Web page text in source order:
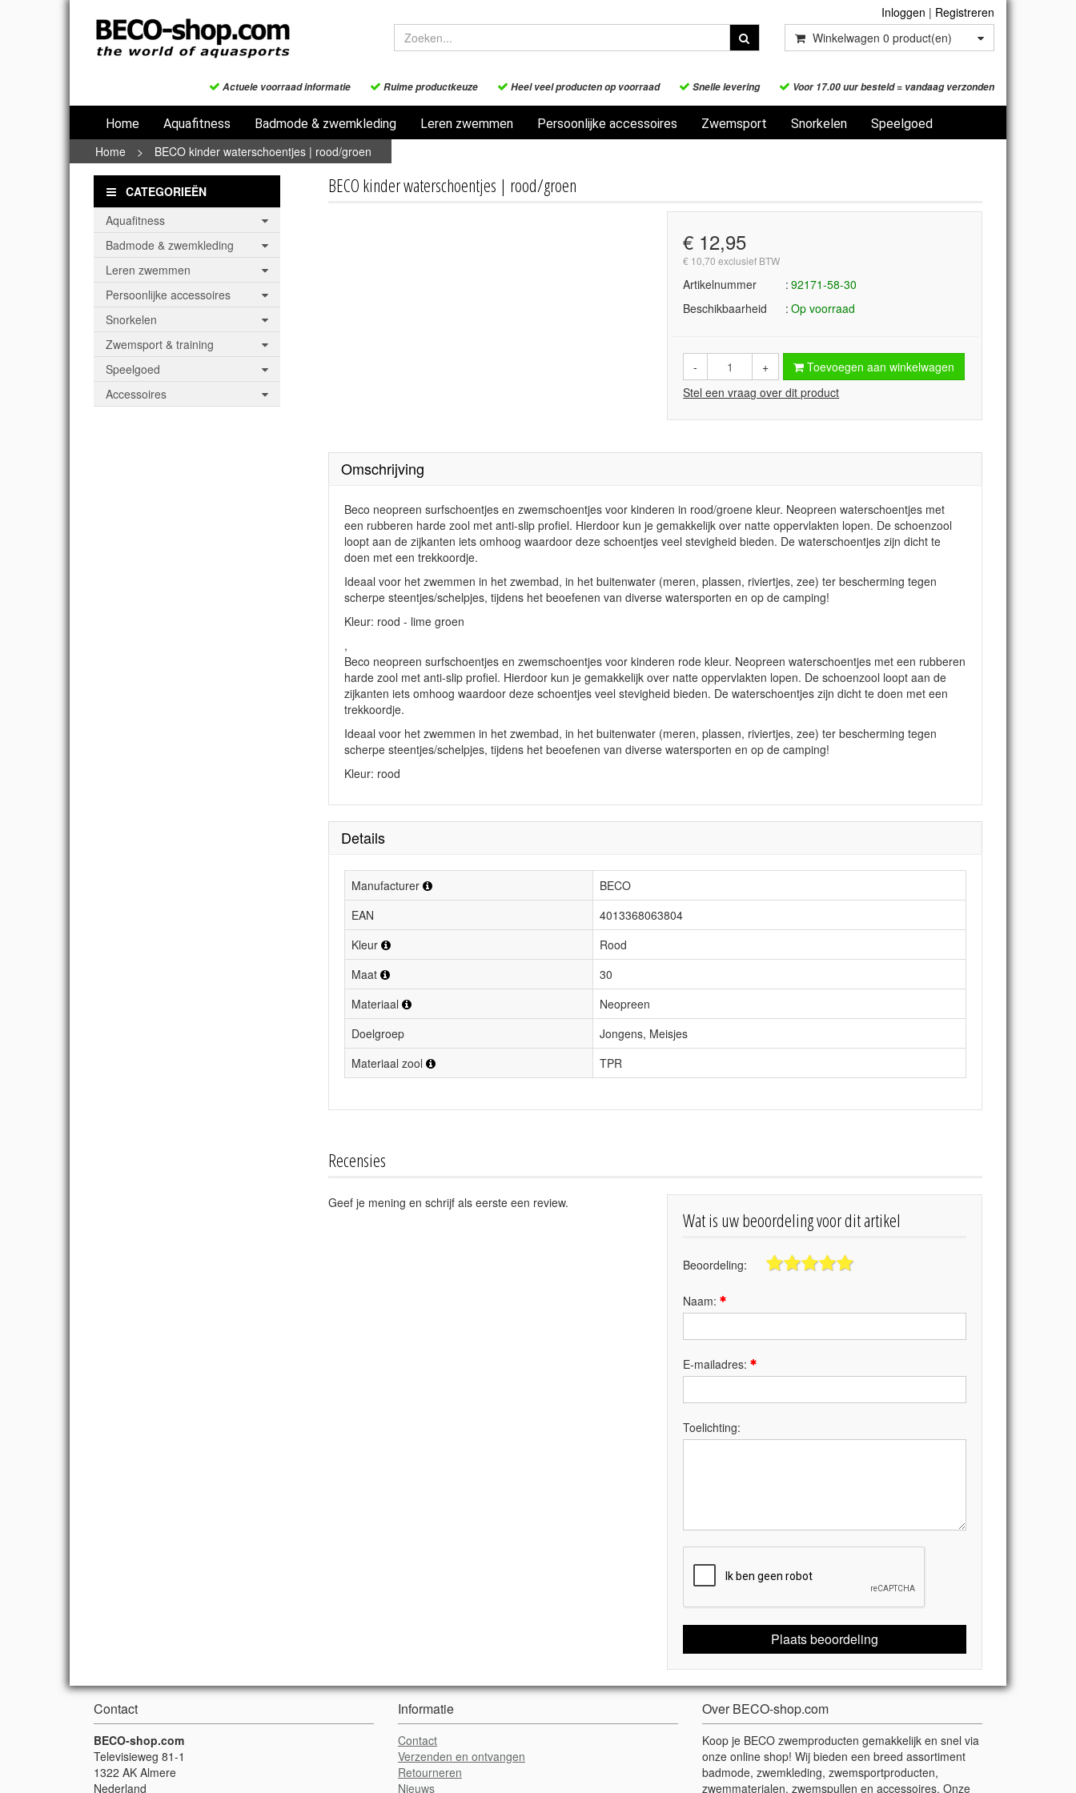
Inloggen | Registreren
Winkelwagen 0 product(en)
Actuele voorraad informatie Ruime productkeuze Heel veel producten op voorraad Snelle levering Voor 17.00 uur besteld = vandaag verzonden
Home Aquafitness Badmode & zwemkleding Leren zwemmen Persoonlijke accessoires Zwemsport Snorkelen Speelgoed
Home > BECO kinder waterschoentjes | rood/groen
CATEGORIEËN
Aquafitness
Badmode & zwemkleding
Leren zwemmen
Persoonlijke accessoires
Snorkelen
Zwemsport & training
Speelgoed
Accessoires
BECO kinder waterschoentjes | rood/groen
€ 12,95
€ 10,70 exclusief BTW
Artikelnummer
92171-58-30
Beschikbaarheid
Op voorraad
- +
Toevoegen aan winkelwagen
Stel een vraag over dit product
Omschrijving
Beco neopreen surfschoentjes en zwemschoentjes voor kinderen in rood/groene kleur. Neopreen waterschoentjes met
een rubberen harde zool met anti-slip profiel. Hierdoor kun je gemakkelijk over natte oppervlakten lopen. De schoenzool
loopt aan de zijkanten iets omhoog waardoor deze schoentjes veel stevigheid bieden. De waterschoentjes zijn dicht te
doen met een trekkoordje.
Ideaal voor het zwemmen in het zwembad, in het buitenwater (meren, plassen, riviertjes, zee) ter bescherming tegen
scherpe steentjes/schelpjes, tijdens het beoefenen van diverse watersporten en op de camping!
Kleur: rood - lime groen
,
Beco neopreen surfschoentjes en zwemschoentjes voor kinderen rode kleur. Neopreen waterschoentjes met een rubberen
harde zool met anti-slip profiel. Hierdoor kun je gemakkelijk over natte oppervlakten lopen. De schoenzool loopt aan de
zijkanten iets omhoog waardoor deze schoentjes veel stevigheid bieden. De waterschoentjes zijn dicht te doen met een
trekkoordje.
Ideaal voor het zwemmen in het zwembad, in het buitenwater (meren, plassen, riviertjes, zee) ter bescherming tegen
scherpe steentjes/schelpjes, tijdens het beoefenen van diverse watersporten en op de camping!
Kleur: rood
Details
Manufacturer
BECO
EAN
4013368063804
Kleur
Rood
Maat
30
Materiaal
Neopreen
Doelgroep
Jongens, Meisjes
Materiaal zool
TPR
Recensies
Geef je mening en schrijf als eerste een review.
Wat is uw beoordeling voor dit artikel
Beoordeling:
Naam:
E-mailadres:
Toelichting:
Plaats beoordeling
Contact
BECO-shop.com
Televisieweg 81-1
1322 AK Almere
Nederland
Informatie
Contact
Verzenden en ontvangen
Retourneren
Nieuws
Over BECO-shop.com
Koop je BECO zwemproducten gemakkelijk en snel via
onze online shop! Wij bieden een breed assortiment
badmode, zwemkleding, zwemsportproducten,
zwemmaterialen, zwemspullen en accessoires. Onze